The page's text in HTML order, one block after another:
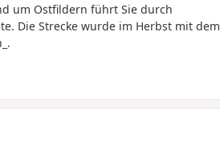
um Ostfildern führt Sie durch
Die Strecke wurde im Herbst mit dem